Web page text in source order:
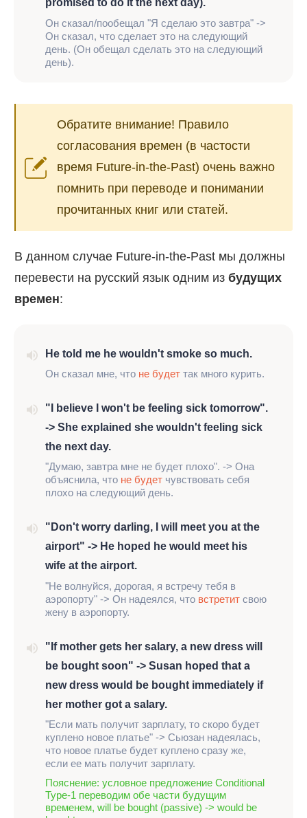
promised to do it the next day).
Он сказал/пообещал "Я сделаю это завтра" ->
Он сказал, что сделает это на следующий
день. (Он обещал сделать это на следующий
день).
Обратите внимание! Правило
согласования времен (в частости
время Future-in-the-Past) очень важно
помнить при переводе и понимании
прочитанных книг или статей.
В данном случае Future-in-the-Past мы должны
перевести на русский язык одним из будущих
времен:
He told me he wouldn't smoke so much.
Он сказал мне, что не будет так много курить.
"I believe I won't be feeling sick tomorrow".
-> She explained she wouldn't feeling sick
the next day.
"Думаю, завтра мне не будет плохо". -> Она
объяснила, что не будет чувствовать себя
плохо на следующий день.
"Don't worry darling, I will meet you at the
airport" -> He hoped he would meet his
wife at the airport.
"Не волнуйся, дорогая, я встречу тебя в
аэропорту" -> Он надеялся, что встретит свою
жену в аэропорту.
"If mother gets her salary, a new dress will
be bought soon" -> Susan hoped that a
new dress would be bought immediately if
her mother got a salary.
"Если мать получит зарплату, то скоро будет
куплено новое платье" -> Сьюзан надеялась,
что новое платье будет куплено сразу же,
если ее мать получит зарплату.
Пояснение: условное предложение Conditional
Type-1 переводим обе части будущим
временем, will be bought (passive) -> would be